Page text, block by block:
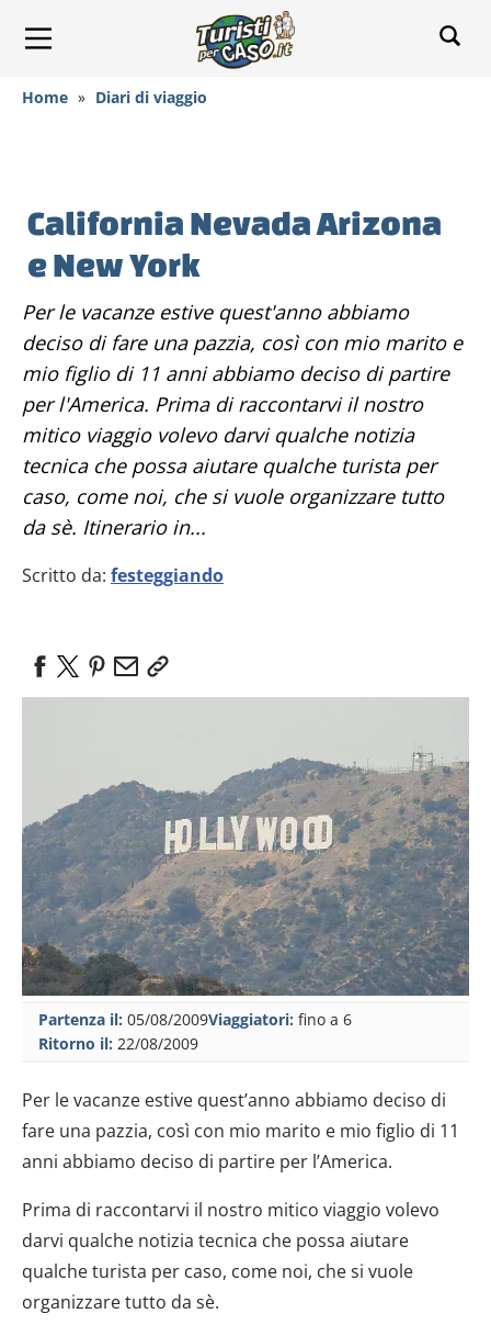
Home » Diari di viaggio
California Nevada Arizona
e New York
Per le vacanze estive quest'anno abbiamo
deciso di fare una pazzia, così con mio marito e
mio figlio di 11 anni abbiamo deciso di partire
per l'America. Prima di raccontarvi il nostro
mitico viaggio volevo darvi qualche notizia
tecnica che possa aiutare qualche turista per
caso, come noi, che si vuole organizzare tutto
da sè. Itinerario in...
Scritto da: festeggiando
Partenza il: 05/08/2009
Ritorno il: 22/08/2009
Viaggiatori: fino a 6
Per le vacanze estive quest’anno abbiamo deciso di
fare una pazzia, così con mio marito e mio figlio di 11
anni abbiamo deciso di partire per l’America.
Prima di raccontarvi il nostro mitico viaggio volevo
darvi qualche notizia tecnica che possa aiutare
qualche turista per caso, come noi, che si vuole
organizzare tutto da sè.